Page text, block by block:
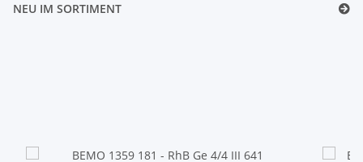
NEU IM SORTIMENT